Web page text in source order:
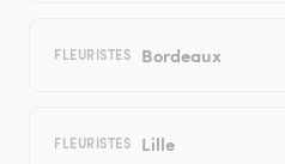
FLEURISTES Bordeaux
FLEURISTES Lille